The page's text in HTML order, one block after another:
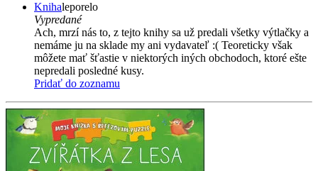
Knihaleporelo
Vypredané
Ach, mrzí nás to, z tejto knihy sa už predali všetky výtlačky a
nemáme ju na sklade my ani vydavateľ :( Teoreticky však
môžete mať šťastie v niektorých iných obchodoch, ktoré ešte
nepredali posledné kusy.
Pridať do zoznamu